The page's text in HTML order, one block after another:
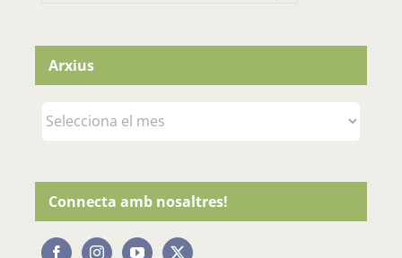
Arxius
Arxius
Connecta amb nosaltres!